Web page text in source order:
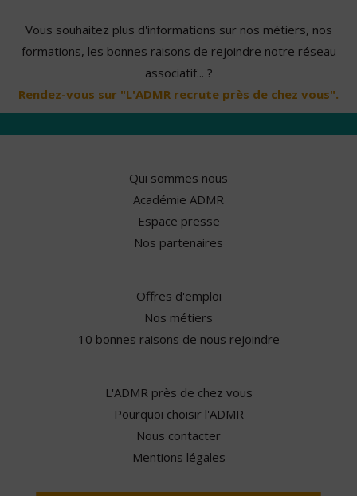
Vous souhaitez plus d'informations sur nos métiers, nos
formations, les bonnes raisons de rejoindre notre réseau
associatif... ?
Rendez-vous sur "L'ADMR recrute près de chez vous".
Qui sommes nous
Académie ADMR
Espace presse
Nos partenaires
Offres d'emploi
Nos métiers
10 bonnes raisons de nous rejoindre
L'ADMR près de chez vous
Pourquoi choisir l'ADMR
Nous contacter
Mentions légales